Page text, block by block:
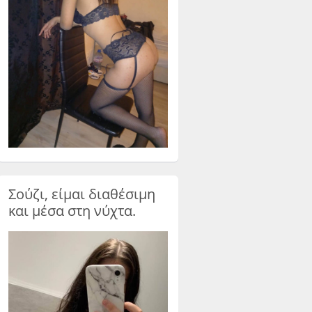
Σούζι, είμαι διαθέσιμη
και μέσα στη νύχτα.